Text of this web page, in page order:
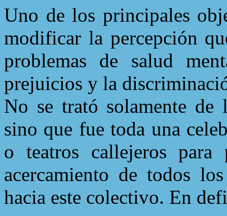
Uno de los principales
modificar la percepción
problemas de salud
prejuicios y la
No se trató solamente de
sino que fue toda una
o teatros callejeros
acercamiento de todos
hacia este colectivo. En